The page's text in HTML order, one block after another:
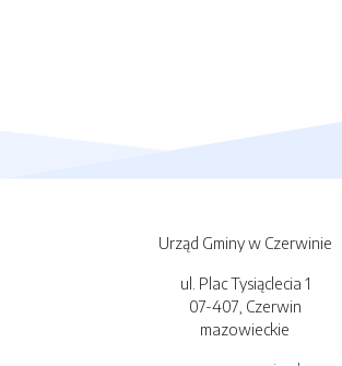
Urząd Gminy w Czerwinie
ul. Plac Tysiąclecia 1
07-407, Czerwin
mazowieckie